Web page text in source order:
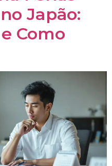
Japão:
Como